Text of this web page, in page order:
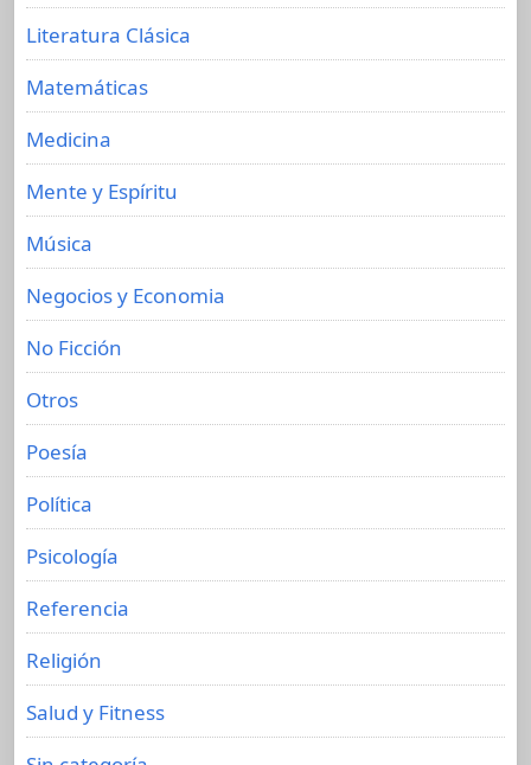
Literatura Clásica
Matemáticas
Medicina
Mente y Espíritu
Música
Negocios y Economia
No Ficción
Otros
Poesía
Política
Psicología
Referencia
Religión
Salud y Fitness